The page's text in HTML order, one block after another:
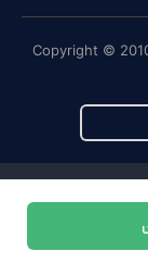
Copyright ©